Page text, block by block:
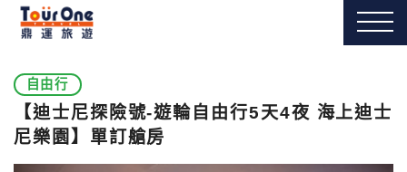
自由行
【迪士尼探險號-遊輪自由行5天4夜 海上迪士
尼樂園】單訂艙房